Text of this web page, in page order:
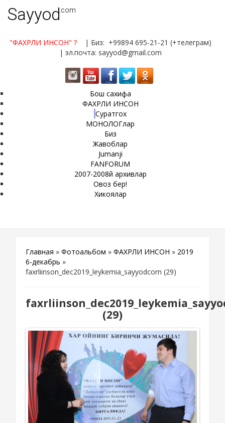
Sayyod.com
"ФАХРЛИ ИНСОН" ?
| Биз: +99894 695-21-21 (+телеграм)
| эл.почта: sayyod@gmail.com
Бош сахифа
ФАХРЛИ ИНСОН
Суратгох
МОНОЛОГлар
Биз
Жавоблар
Jumanji
FANFORUM
2007-2008й архивлар
Овоз бер!
Хикоялар
Главная » Фотоальбом » ФАХРЛИ ИНСОН » 2019
6-декабрь »
faxrliinson_dec2019_leykemia_sayyodcom (29)
(29)